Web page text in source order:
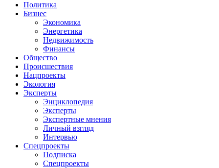
Политика
Бизнес
Экономика
Энергетика
Недвижимость
Финансы
Общество
Происшествия
Нацпроекты
Экология
Эксперты
Энциклопедия
Эксперты
Экспертные мнения
Личный взгляд
Интервью
Спецпроекты
Подписка
Спецпроекты